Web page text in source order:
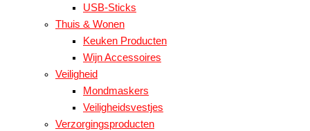
USB-Sticks
Thuis & Wonen
Keuken Producten
Wijn Accessoires
Veiligheid
Mondmaskers
Veiligheidsvestjes
Verzorgingsproducten